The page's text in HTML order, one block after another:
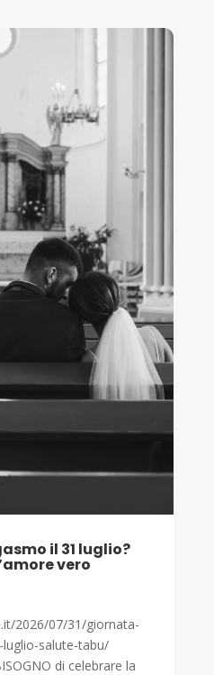
il 31 luglio?
vero
2026/07/31/giornata-
salute-tabu/
di celebrare la